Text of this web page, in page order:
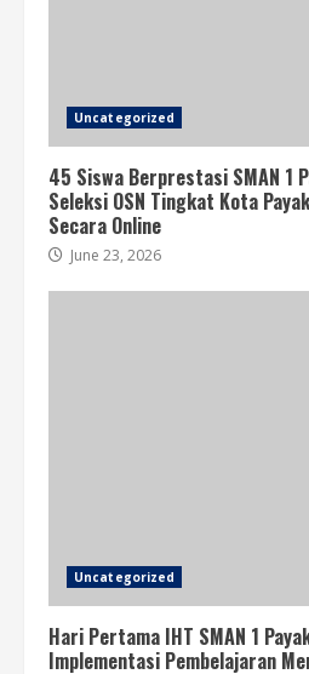
Uncategorized
45 Siswa Berprestasi SMAN 1
Seleksi OSN Tingkat Kota
Secara Online
June 23, 2026
Uncategorized
Hari Pertama IHT SMAN 1
Implementasi Pembelajaran